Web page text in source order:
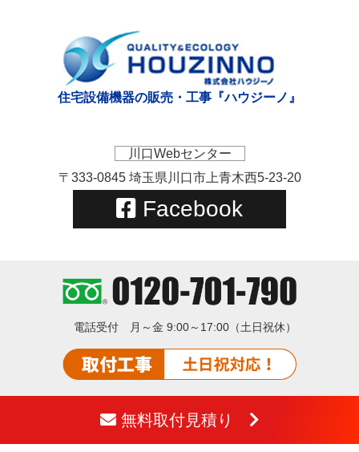
住宅設備機器の販売・工事『ハウジーノ』
川口Webセンター
〒333-0845 埼玉県川口市上青木西5-23-20
Facebook
電話受付 月～金 9:00～17:00（土日祝休）
無料取付見積り